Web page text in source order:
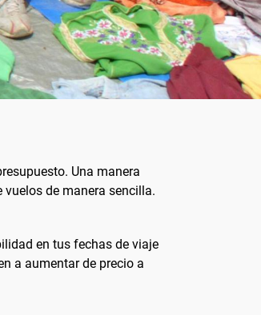
Una manera
de manera sencilla.
en tus fechas de viaje
a aumentar de precio a